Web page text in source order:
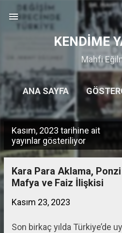
Ana
KENDİME
Mahfi
ANA SAYFA
K
a
Kasım, 2023 tarihine ait
yayınlar gösteriliyor
Kara Para Aklama,
Mafya ve Faiz İlişkisi
Kasım 23, 2023
Son birkaç yılda Türkiye’de